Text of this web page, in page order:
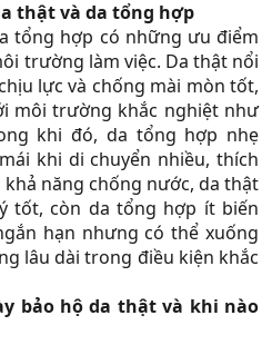
thật và da tổng hợp
tổng hợp có những ưu điểm
trường làm việc. Da thật nổi
lực và chống mài mòn tốt,
môi trường khắc nghiệt như
khi đó, da tổng hợp nhẹ
khi di chuyển nhiều, thích
khả năng chống nước, da thật
tốt, còn da tổng hợp ít biến
hạn nhưng có thể xuống
lâu dài trong điều kiện khắc
bảo hộ da thật và khi nào